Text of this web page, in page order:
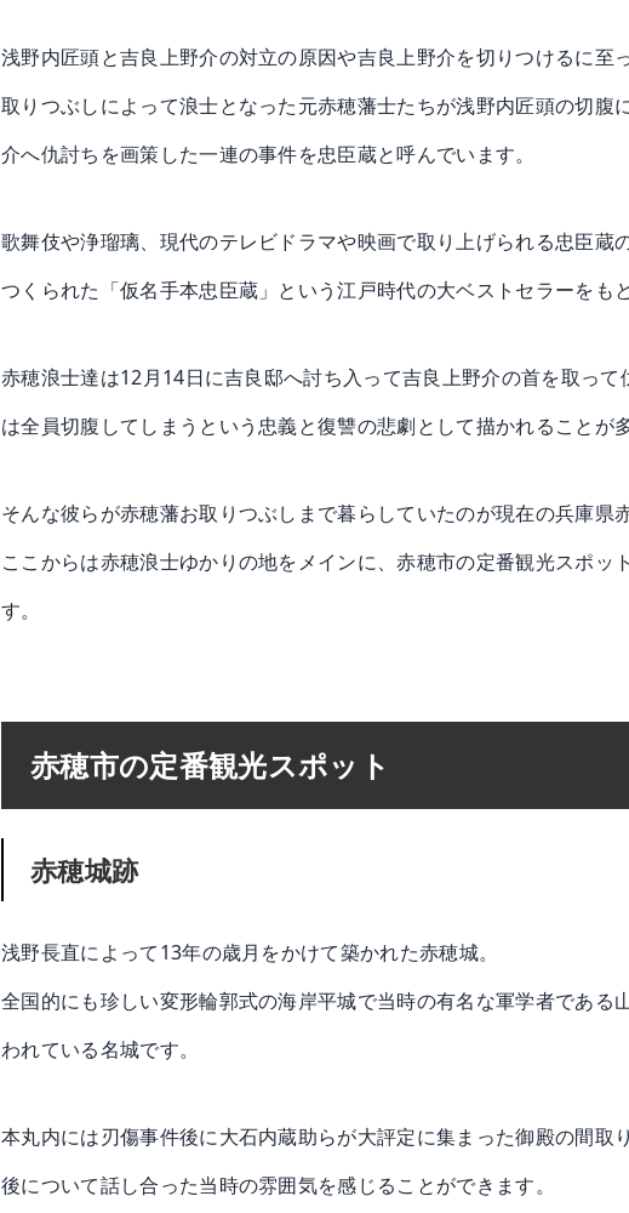
浅野内匠頭と吉良上野介の対立の原因や吉良上野介を切りつけるに至
取りつぶしによって浪士となった元赤穂藩士たちが浅野内匠頭の切腹
介へ仇討ちを画策した一連の事件を忠臣蔵と呼んでいます。
歌舞伎や浄瑠璃、現代のテレビドラマや映画で取り上げられる忠臣蔵
つくられた「仮名手本忠臣蔵」という江戸時代の大ベストセラーをも
赤穂浪士達は12月14日に吉良邸へ討ち入って吉良上野介の首を取っ
は全員切腹してしまうという忠義と復讐の悲劇として描かれることが
そんな彼らが赤穂藩お取りつぶしまで暮らしていたのが現在の兵庫県赤
ここからは赤穂浪士ゆかりの地をメインに、赤穂市の定番観光スポッ
す。
赤穂市の定番観光スポット
赤穂城跡
浅野長直によって13年の歳月をかけて築かれた赤穂城。
全国的にも珍しい変形輪郭式の海岸平城で当時の有名な軍学者である
われている名城です。
本丸内には刃傷事件後に大石内蔵助らが大評定に集まった御殿の間取
後について話し合った当時の雰囲気を感じることができます。